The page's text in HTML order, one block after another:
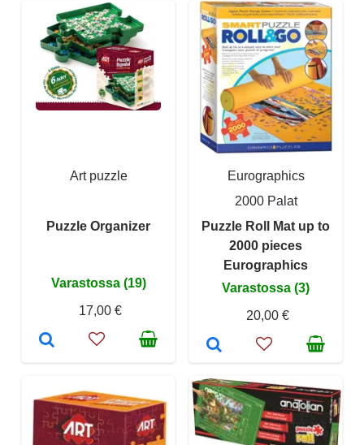
Art puzzle
Puzzle Organizer
Varastossa (19)
17,00 €
Eurographics
2000 Palat
Puzzle Roll Mat up to
2000 pieces
Eurographics
Varastossa (3)
20,00 €